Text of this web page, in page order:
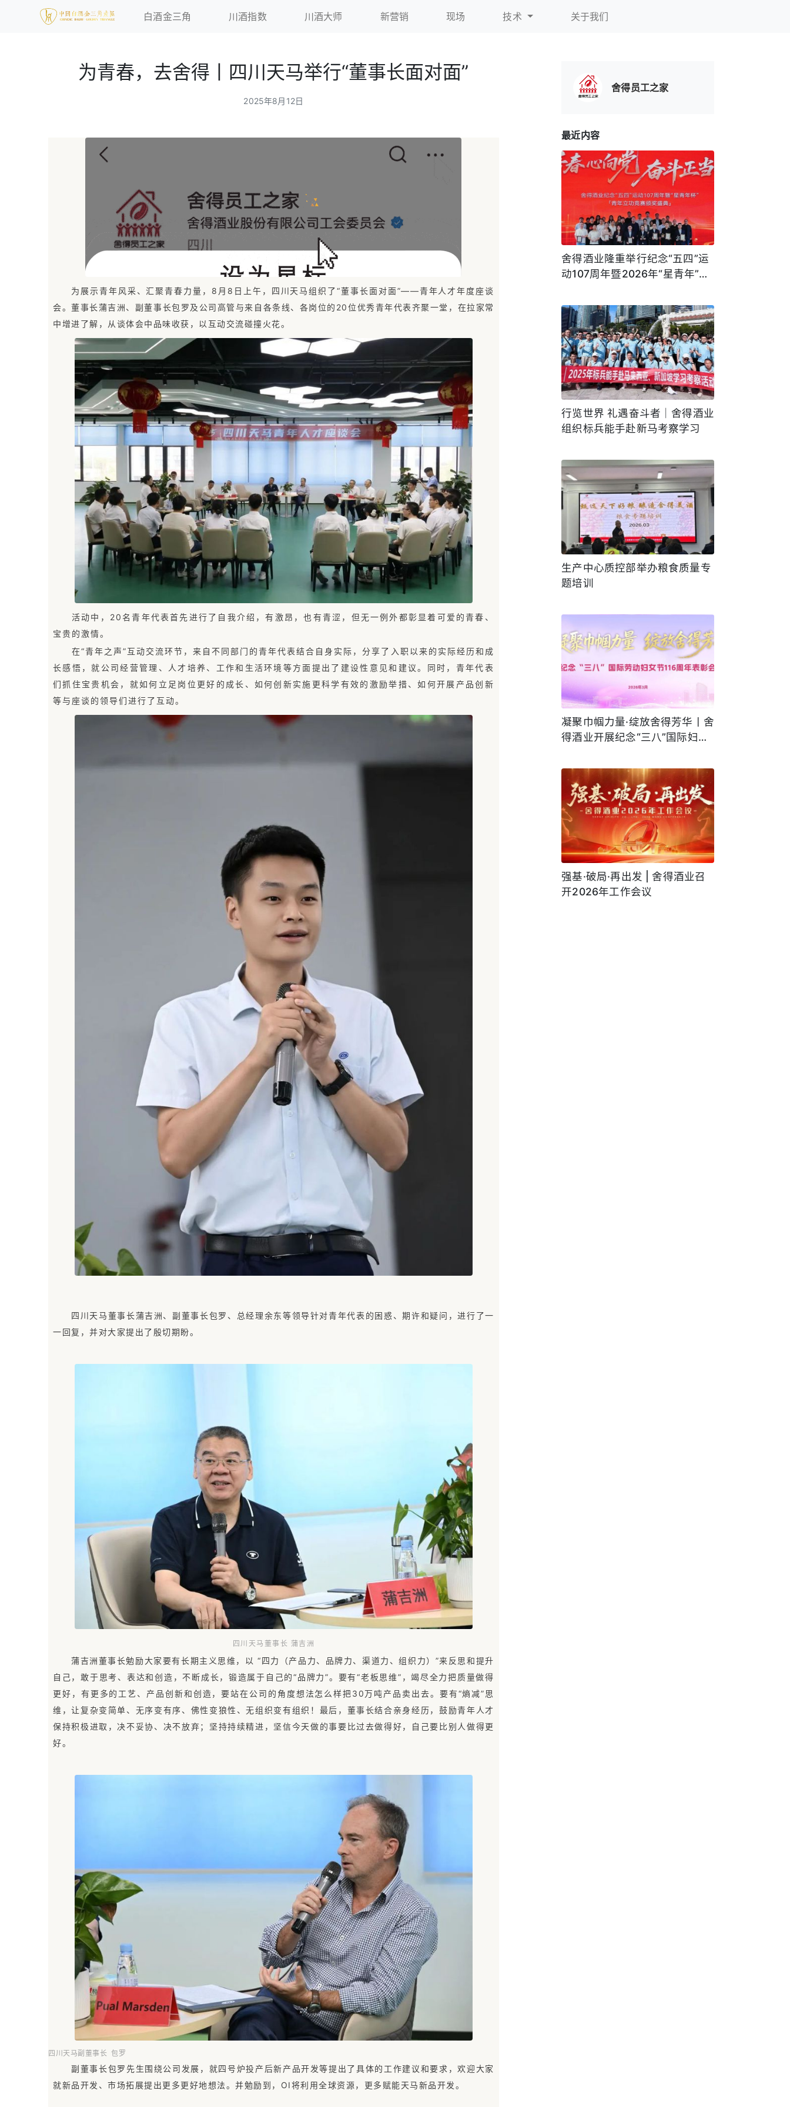
白酒金三角 川酒指数 川酒大师 新营销 现场 技术 关于我们
为青春，去舍得丨四川天马举行“董事长面对面”
2025年8月12日
为展示青年风采、汇聚青春力量，8月8日上午，四川天马组织了“董事长面对面”——青年人才年度座谈
会。董事长蒲吉洲、副董事长包罗及公司高管与来自各条线、各岗位的20位优秀青年代表齐聚一堂，在拉家常
中增进了解，从谈体会中品味收获，以互动交流碰撞火花。
活动中，20名青年代表首先进行了自我介绍，有激昂，也有青涩，但无一例外都彰显着可爱的青春、
宝贵的激情。
在“青年之声”互动交流环节，来自不同部门的青年代表结合自身实际，分享了入职以来的实际经历和成
长感悟，就公司经营管理、人才培养、工作和生活环境等方面提出了建设性意见和建议。同时，青年代表
们抓住宝贵机会，就如何立足岗位更好的成长、如何创新实施更科学有效的激励举措、如何开展产品创新
等与座谈的领导们进行了互动。
四川天马董事长蒲吉洲、副董事长包罗、总经理余东等领导针对青年代表的困惑、期许和疑问，进行了一
一回复，并对大家提出了殷切期盼。
四川天马董事长 蒲吉洲
蒲吉洲董事长勉励大家要有长期主义思维，以 “四力（产品力、品牌力、渠道力、组织力）”来反思和提升
自己，敢于思考、表达和创造，不断成长，锻造属于自己的“品牌力”。要有“老板思维”，竭尽全力把质量做得
更好，有更多的工艺、产品创新和创造，要站在公司的角度想法怎么样把30万吨产品卖出去。要有“熵减”思
维，让复杂变简单、无序变有序、佛性变狼性、无组织变有组织！最后，董事长结合亲身经历，鼓励青年人才
保持积极进取，决不妥协、决不放弃；坚持持续精进，坚信今天做的事要比过去做得好，自己要比别人做得更
好。
四川天马副董事长 包罗
副董事长包罗先生围绕公司发展，就四号炉投产后新产品开发等提出了具体的工作建议和要求，欢迎大家
就新品开发、市场拓展提出更多更好地想法。并勉励到，OI将利用全球资源，更多赋能天马新品开发。
舍得员工之家
最近内容
舍得酒业隆重举行纪念“五四”运
动107周年暨2026年“星青年”杯
行览世界 礼遇奋斗者｜舍得酒业
组织标兵能手赴新马考察学习
生产中心质控部举办粮食质量专
题培训
凝聚巾帼力量·绽放舍得芳华丨舍
得酒业开展纪念“三八”国际妇女
强基·破局·再出发 | 舍得酒业召
开2026年工作会议